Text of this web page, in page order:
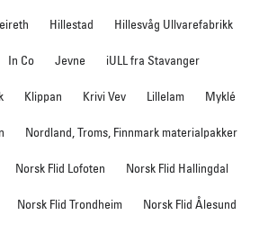
Hillestad Hillesvåg Ullvarefabrikk
In Co Jevne iULL fra Stavanger
Klippan Krivi Vev Lillelam Myklé
Nordland, Troms, Finnmark materialpakker
Norsk Flid Lofoten Norsk Flid Hallingdal
Norsk Flid Trondheim Norsk Flid Ålesund